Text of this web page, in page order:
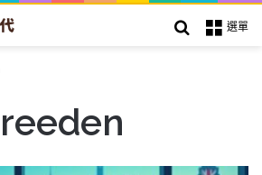
選單
搜索